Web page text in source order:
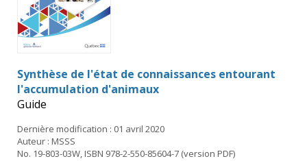
Synthèse de l'état de connaissances entourant
l'accumulation d'animaux
Guide
Dernière modification : 01 avril 2020
Auteur : MSSS
No. 19-803-03W, ISBN 978-2-550-85604-7 (version PDF)